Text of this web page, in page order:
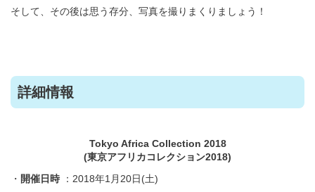
そして、その後は思う存分、写真を撮りまくりましょう！
詳細情報
Tokyo Africa Collection 2018
(東京アフリカコレクション2018)
・ 開催日時 ：2018年1月20日(土)